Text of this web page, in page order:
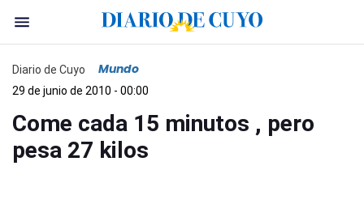
Diario de Cuyo Mundo
29 de junio de 2010 - 00:00
Come cada 15 minutos , pero
pesa 27 kilos